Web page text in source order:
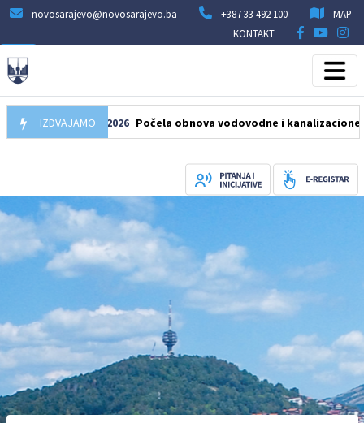
novosarajevo@novosarajevo.ba +387 33 492 100
MAP
KONTAKT
IZDVAJAMO
05.08.2026 Počela obnova vodovodne i kanalizacione mreže